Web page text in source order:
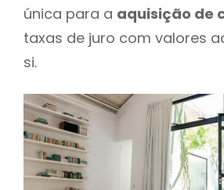
única para a aquisição de
taxas de juro com valores
si.